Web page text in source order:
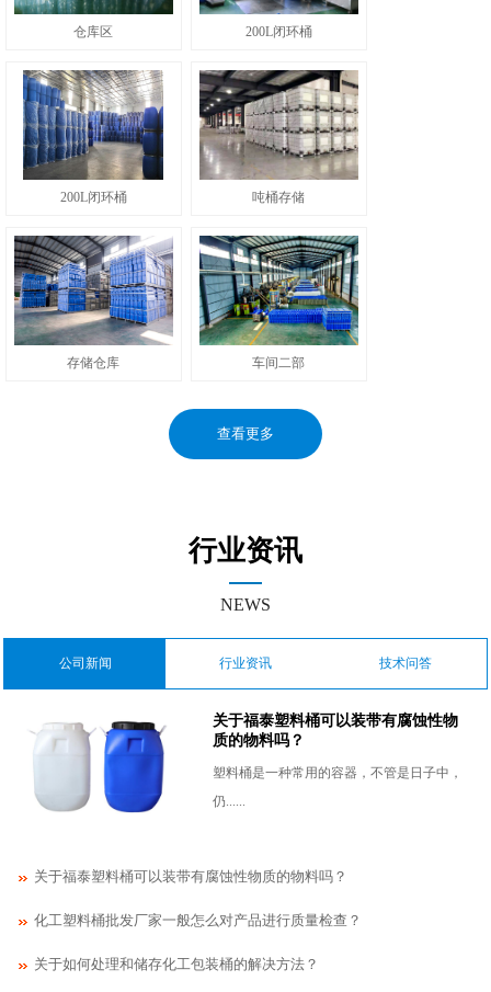
仓库区 200L闭环桶
200L闭环桶 吨桶存储
存储仓库 车间二部
查看更多
行业资讯
NEWS
公司新闻 行业资讯 技术问答
关于福泰塑料桶可以装带有腐蚀性物
质的物料吗？
塑料桶是一种常用的容器，不管是日子中，
仍......
关于福泰塑料桶可以装带有腐蚀性物质的物料吗？
化工塑料桶批发厂家一般怎么对产品进行质量检查？
关于如何处理和储存化工包装桶的解决方法？